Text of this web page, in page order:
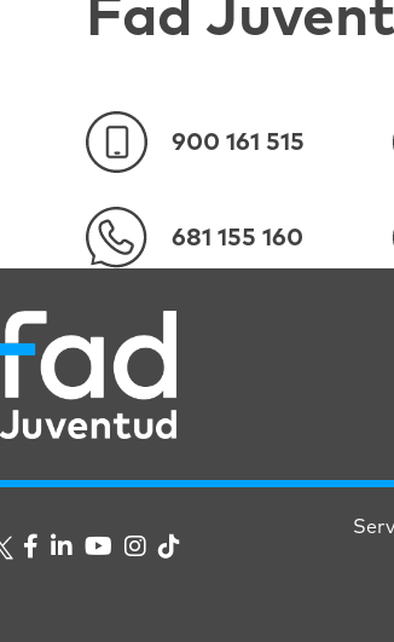
Fad
900 161 515
681 155 160